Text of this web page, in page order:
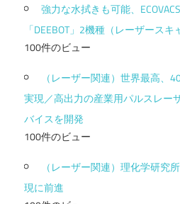
強力な水拭きも可能、
「DEEBOT」2機種（レーザースキ
100件のビュー
（レーザー関連）世界最高、
実現／高出力の産業用パルスレー
バイスを開発
100件のビュー
（レーザー関連）理化学研究
現に前進